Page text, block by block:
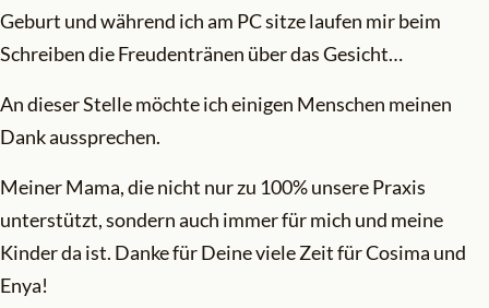
Geburt und während ich am PC sitze laufen mir beim
Schreiben die Freudentränen über das Gesicht…
An dieser Stelle möchte ich einigen Menschen meinen
Dank aussprechen.
Meiner Mama, die nicht nur zu 100% unsere Praxis
unterstützt, sondern auch immer für mich und meine
Kinder da ist. Danke für Deine viele Zeit für Cosima und
Enya!